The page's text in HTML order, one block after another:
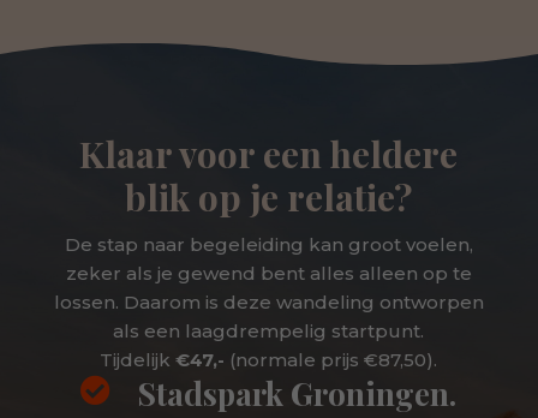
Klaar voor een heldere
blik op je relatie?
De stap naar begeleiding kan groot voelen,
zeker als je gewend bent alles alleen op te
lossen. Daarom is deze wandeling ontworpen
als een laagdrempelig startpunt.
Tijdelijk€47,- (normale prijs €87,50).
 Stadspark Groningen.